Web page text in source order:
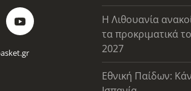
Η Λιθουανία
τα προκριματικά
2027
Εθνική Παίδων: